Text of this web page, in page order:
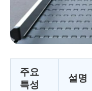
주요
특성
설명